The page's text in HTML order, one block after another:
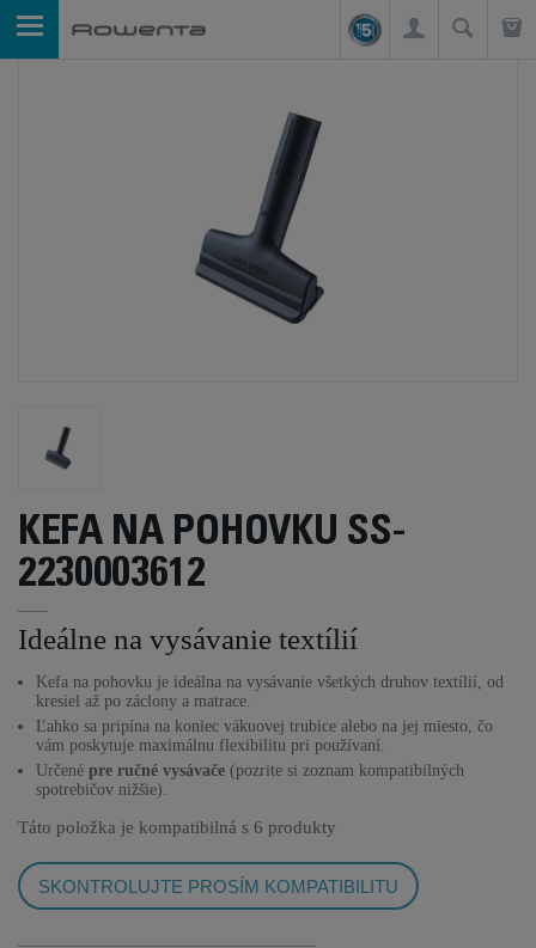
KEFA NA POHOVKU SS-
2230003612
Ideálne na vysávanie textílií
Kefa na pohovku je ideálna na vysávanie všetkých druhov textílií, od
kresiel až po záclony a matrace.
Ľahko sa pripína na koniec vákuovej trubice alebo na jej miesto, čo
vám poskytuje maximálnu flexibilitu pri používaní.
Určené pre ručné vysávače (pozrite si zoznam kompatibilných
spotrebičov nižšie).
Táto položka je kompatibilná s 6 produkty
SKONTROLUJTE PROSÍM KOMPATIBILITU